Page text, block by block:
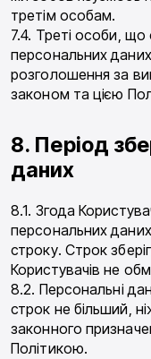
третім особам.
7.4. Треті особи,
персональних
розголошення за
законом та цією
8. Період
даних
8.1. Згода
персональних
строку. Строк
Користувачів не
8.2. Персональні
строк не більший,
законного
Політикою.